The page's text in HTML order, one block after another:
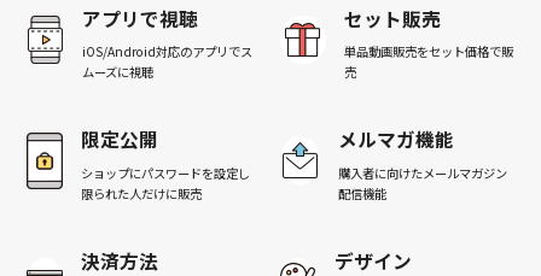
アプリで視聴
iOS/Android対応のアプリでス
ムーズに視聴
セット販売
単品動画販売をセット価格で販
売
限定公開
ショップにパスワードを設定し
限られた人だけに販売
メルマガ機能
購入者に向けたメールマガジン
配信機能
決済方法 デザイン